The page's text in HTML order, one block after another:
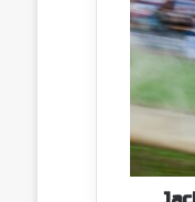
da
Toyota
de